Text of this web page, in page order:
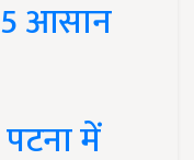
आसान
में